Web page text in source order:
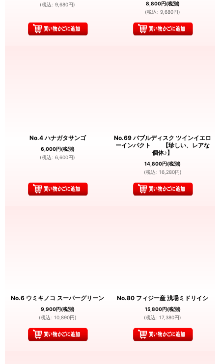
(税込 : 9,680円) 8,800円(税別)
(税込 : 9,680円)
No.4 ハナガタサンゴ
6,000円(税別)
(税込 : 6,600円)
No.69 バブルディスク ツインイエロ
ーインパクト 【珍しい、レアな
個体♪】
14,800円(税別)
(税込 : 16,280円)
No.6 ウミキノコ スーパーグリーン
9,900円(税別)
(税込 : 10,890円)
No.80 フィジー産 浅場ミドリイシ
15,800円(税別)
(税込 : 17,380円)